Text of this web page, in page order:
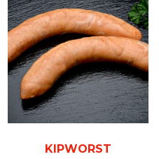
KIPWORST